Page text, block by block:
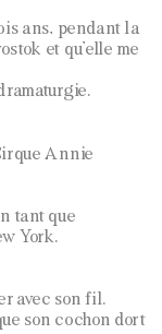
ans, pendant la
et qu’elle me
Annie
tant que
York.
avec son fil.
son cochon dort